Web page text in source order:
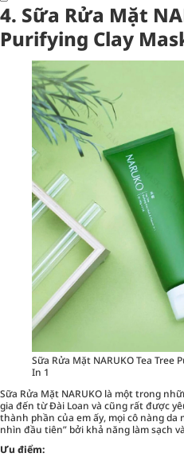
4. Sữa Rửa Mặt
Purifying Clay
Sữa Rửa Mặt NARUKO Tea Tree
In 1
Sữa Rửa Mặt NARUKO là một trong
gia đến từ Đài Loan và cũng rất được
thành phần của em ấy, mọi cô nàng da
nhìn đầu tiên” bởi khả năng làm sạch
Ưu điểm: